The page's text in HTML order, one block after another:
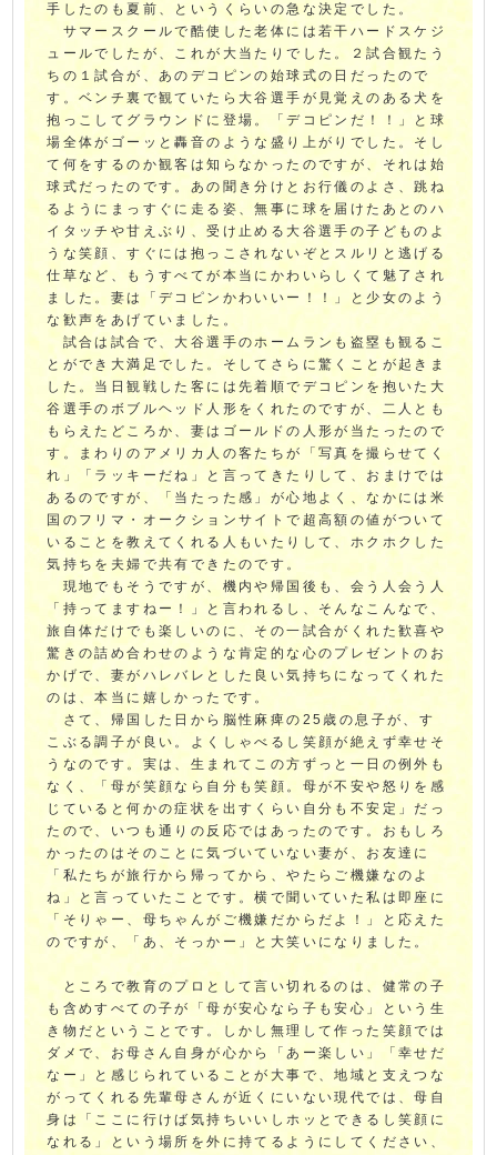
手したのも夏前、というくらいの急な決定でした。
サマースクールで酷使した老体には若干ハードスケジ
ュールでしたが、これが大当たりでした。２試合観たう
ちの１試合が、あのデコピンの始球式の日だったので
す。ベンチ裏で観ていたら大谷選手が見覚えのある犬を
抱っこしてグラウンドに登場。「デコピンだ！！」と球
場全体がゴーッと轟音のような盛り上がりでした。そし
て何をするのか観客は知らなかったのですが、それは始
球式だったのです。あの聞き分けとお行儀のよさ、跳ね
るようにまっすぐに走る姿、無事に球を届けたあとのハ
イタッチや甘えぶり、受け止める大谷選手の子どものよ
うな笑顔、すぐには抱っこされないぞとスルリと逃げる
仕草など、もうすべてが本当にかわいらしくて魅了され
ました。妻は「デコピンかわいいー！！」と少女のよう
な歓声をあげていました。
試合は試合で、大谷選手のホームランも盗塁も観るこ
とができ大満足でした。そしてさらに驚くことが起きま
した。当日観戦した客には先着順でデコピンを抱いた大
谷選手のボブルヘッド人形をくれたのですが、二人とも
もらえたどころか、妻はゴールドの人形が当たったので
す。まわりのアメリカ人の客たちが「写真を撮らせてく
れ」「ラッキーだね」と言ってきたりして、おまけでは
あるのですが、「当たった感」が心地よく、なかには米
国のフリマ・オークションサイトで超高額の値がついて
いることを教えてくれる人もいたりして、ホクホクした
気持ちを夫婦で共有できたのです。
現地でもそうですが、機内や帰国後も、会う人会う人
「持ってますねー！」と言われるし、そんなこんなで、
旅自体だけでも楽しいのに、その一試合がくれた歓喜や
驚きの詰め合わせのような肯定的な心のプレゼントのお
かげで、妻がハレバレとした良い気持ちになってくれた
のは、本当に嬉しかったです。
さて、帰国した日から脳性麻痺の25歳の息子が、す
こぶる調子が良い。よくしゃべるし笑顔が絶えず幸せそ
うなのです。実は、生まれてこの方ずっと一日の例外も
なく、「母が笑顔なら自分も笑顔。母が不安や怒りを感
じていると何かの症状を出すくらい自分も不安定」だっ
たので、いつも通りの反応ではあったのです。おもしろ
かったのはそのことに気づいていない妻が、お友達に
「私たちが旅行から帰ってから、やたらご機嫌なのよ
ね」と言っていたことです。横で聞いていた私は即座に
「そりゃー、母ちゃんがご機嫌だからだよ！」と応えた
のですが、「あ、そっかー」と大笑いになりました。
ところで教育のプロとして言い切れるのは、健常の子
も含めすべての子が「母が安心なら子も安心」という生
き物だということです。しかし無理して作った笑顔では
ダメで、お母さん自身が心から「あー楽しい」「幸せだ
なー」と感じられていることが大事で、地域と支えつな
がってくれる先輩母さんが近くにいない現代では、母自
身は「ここに行けば気持ちいいしホッとできるし笑顔に
なれる」という場所を外に持てるようにしてください、